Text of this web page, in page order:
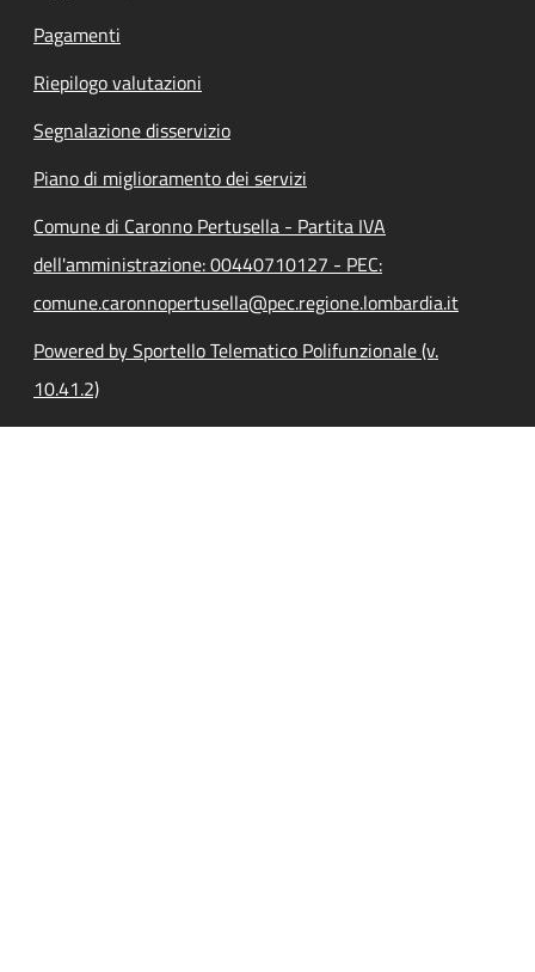
Pagamenti
Riepilogo valutazioni
Segnalazione disservizio
Piano di miglioramento dei servizi
Comune di Caronno Pertusella - Partita IVA
dell'amministrazione: 00440710127 - PEC:
comune.caronnopertusella@pec.regione.lombardia.it
Powered by Sportello Telematico Polifunzionale (v.
10.41.2)